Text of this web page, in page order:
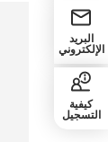
البريد
الإلكتروني
كيفية
التسجيل